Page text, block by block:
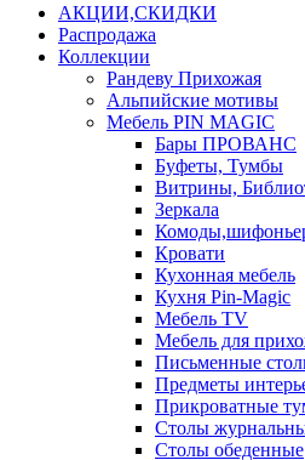
АКЦИИ,СКИДКИ
Распродажа
Коллекции
Рандеву Прихожая
Альпийские мотивы
Мебель PIN MAGIС
Бары ПРОВАНС
Буфеты, Тумбы
Витрины,
Зеркала
Кровати
Кухонная мебель
Кухня Pin-Magic
Мебель TV
Мебель для
Письменные
Предметы
Прикроватные
Столы
Столы обеденные